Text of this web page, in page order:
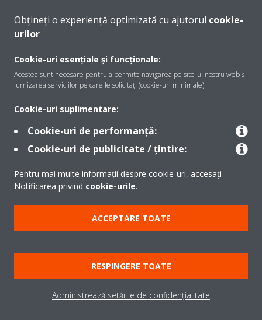
Despre Daikin
Contact
Produse
Copyright © Daikin
Notă legală
Cookie Notice
Politica de protecție a datelor
Etica corporativă
Termeni şi condiţii
Obțineți o experiență optimizată cu ajutorul cookie-
urilor
Cookie-uri esențiale și funcționale:
Acestea sunt necesare pentru a permite navigarea pe site-ul nostru web și
furnizarea serviciilor pe care le solicitați (cookie-uri minimale).
Cookie-uri suplimentare:
Cookie-uri de performanță:
Cookie-uri de publicitate / țintire:
Pentru mai multe informații despre cookie-uri, accesați
Notificarea privind cookie-urile.
ACCEPTARE TOATE
RESPINGERE TOATE
Administrează setările de confidențialitate